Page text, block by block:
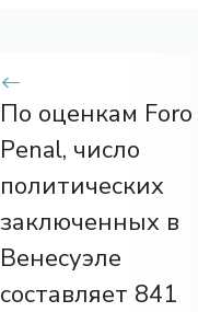
По оценкам Foro
Penal, число
политических
заключенных в
Венесуэле
составляет 841